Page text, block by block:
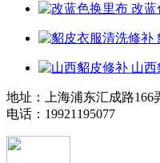
改蓝
山西
地址：上海浦东汇成路166
电话：19921195077